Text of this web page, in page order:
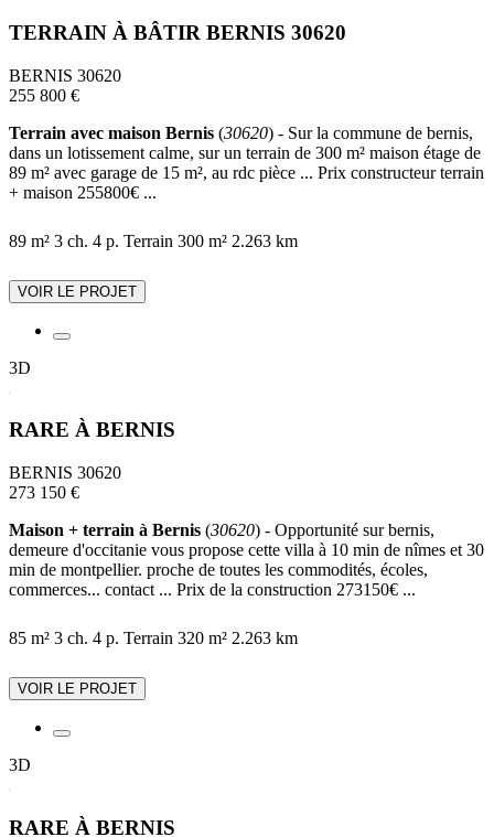
TERRAIN À BÂTIR BERNIS 30620
BERNIS 30620
255 800 €
Terrain avec maison Bernis (30620) - Sur la commune de bernis,
dans un lotissement calme, sur un terrain de 300 m² maison étage de
89 m² avec garage de 15 m², au rdc pièce ... Prix constructeur terrain
+ maison 255800€ ...
89 m² 3 ch. 4 p. Terrain 300 m² 2.263 km
VOIR LE PROJET
3D
RARE À BERNIS
BERNIS 30620
273 150 €
Maison + terrain à Bernis (30620) - Opportunité sur bernis,
demeure d'occitanie vous propose cette villa à 10 min de nîmes et 30
min de montpellier. proche de toutes les commodités, écoles,
commerces... contact ... Prix de la construction 273150€ ...
85 m² 3 ch. 4 p. Terrain 320 m² 2.263 km
VOIR LE PROJET
3D
RARE À BERNIS